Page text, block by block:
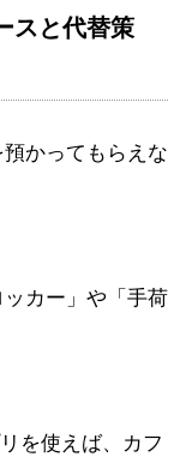
スと代替策
かってもらえな
カー」や「手荷
を使えば、カフ